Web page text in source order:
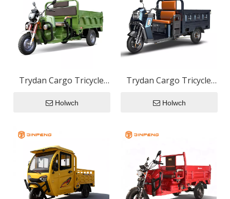
Trydan Cargo Tricycle
Holwch
Trydan Cargo Tricycle
Holwch